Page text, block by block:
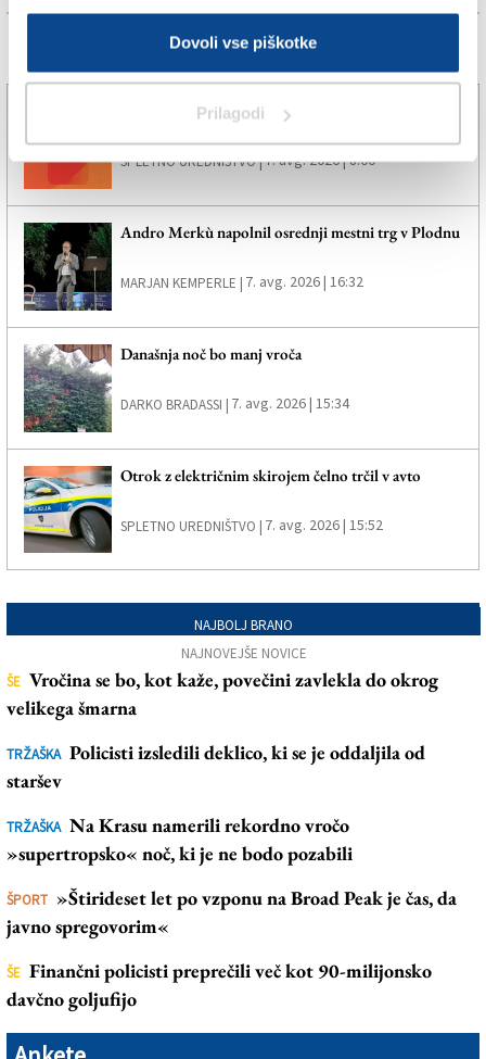
Dovoli vse piškotke
Prilagodi
Več novic
Poletno. Svobodno. Brezplačno.
SPLETNO UREDNIŠTVO |7. avg. 2026 | 8:00
Andro Merkù napolnil osrednji mestni trg v Plodnu
MARJAN KEMPERLE | 7. avg. 2026 | 16:32
Današnja noč bo manj vroča
DARKO BRADASSI | 7. avg. 2026 | 15:34
Otrok z električnim skirojem čelno trčil v avto
SPLETNO UREDNIŠTVO | 7. avg. 2026 | 15:52
NAJBOLJ BRANO
NAJNOVEJŠE NOVICE
ŠE Vročina se bo, kot kaže, povečini zavlekla do okrog
velikega šmarna
TRŽAŠKA Policisti izsledili deklico, ki se je oddaljila od
staršev
TRŽAŠKA Na Krasu namerili rekordno vročo
»supertropsko« noč, ki je ne bodo pozabili
ŠPORT »Štirideset let po vzponu na Broad Peak je čas, da
javno spregovorim«
ŠE Finančni policisti preprečili več kot 90-milijonsko
davčno goljufijo